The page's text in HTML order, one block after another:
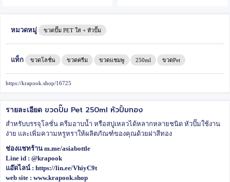
หมวดหมู่ ขวดปั๊ม PET ใส + หัวปั๊ม
แท็ก ขวดโลชั่น ขวดครีม ขวดแชมพู 250ml ขวดPet
https://krapook.shop/16725
รายละเอียด ขวดปั๊ม Pet 250ml หัวปั้มทอง
สำหรับบรรจุโลชั่น ครีมอาบน้ำ หรือสบู่เหลวได้หลากหลายชนิด หัวปั๊มใช้งาน
ง่าย และเพิ่มความหรูหราให้ผลิตภัณฑ์ของคุณด้วยฝาสีทอง
ช่องแชทร้าน m.me/asiabottle
Line id : @krapook
แอ๊ดไลน์ : https://lin.ee/VhiyC9t
web site : www.krapook.shop